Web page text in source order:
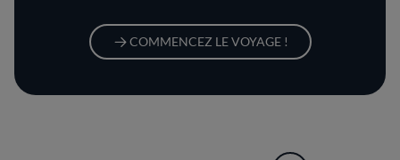
COMMENCEZ LE VOYAGE !